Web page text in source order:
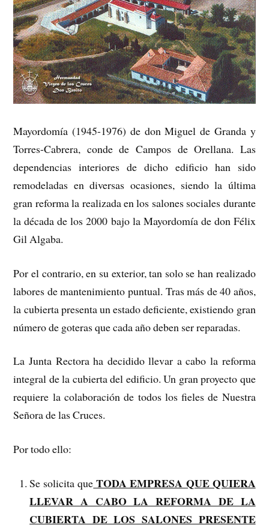
Mayordomía (1945-1976) de don Miguel de Granda y
Torres-Cabrera, conde de Campos de Orellana. Las
dependencias interiores de dicho edificio han sido
remodeladas en diversas ocasiones, siendo la última
gran reforma la realizada en los salones sociales durante
la década de los 2000 bajo la Mayordomía de don Félix
Gil Algaba.
Por el contrario, en su exterior, tan solo se han realizado
labores de mantenimiento puntual. Tras más de 40 años,
la cubierta presenta un estado deficiente, existiendo gran
número de goteras que cada año deben ser reparadas.
La Junta Rectora ha decidido llevar a cabo la reforma
integral de la cubierta del edificio. Un gran proyecto que
requiere la colaboración de todos los fieles de Nuestra
Señora de las Cruces.
Por todo ello:
Se solicita que TODA EMPRESA QUE QUIERA
LLEVAR A CABO LA REFORMA DE LA
CUBIERTA DE LOS SALONES PRESENTE